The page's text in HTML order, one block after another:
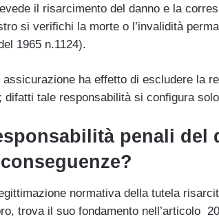
il risarcimento del danno e la
si verifichi la morte o l’invalidità
1965 n.1124).
assicurazione ha effetto di escludere la
difatti tale responsabilità si configura
penali del
conseguenze?
normativa della tutela
trova il suo fondamento nell’articolo